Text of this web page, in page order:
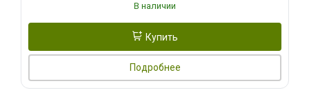
В наличии
Купить
Подробнее